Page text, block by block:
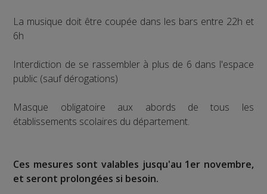
La musique doit être coupée dans les bars entre 22h et
6h
Interdiction de se rassembler à plus de 6 dans l'espace
public (sauf dérogations)
Masque obligatoire aux abords de tous les
établissements scolaires du département.
Ces mesures sont valables jusqu'au 1er novembre,
et seront prolongées si besoin.